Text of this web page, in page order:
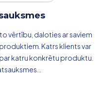
vērtību, daloties ar saviem
Katrs klients var
katru konkrētu produktu.